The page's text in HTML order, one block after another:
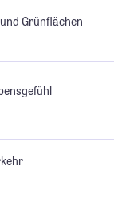
Grünflächen